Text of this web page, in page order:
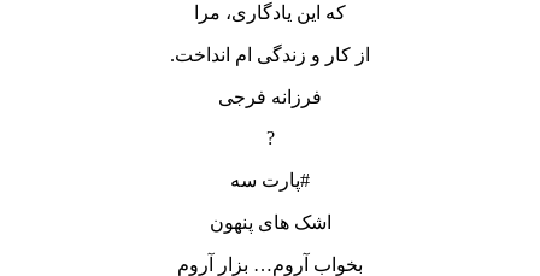
که این یادگاری، مرا
از کار و زندگی ام انداخت.
فرزانه فرجی
?
#پارت سه
اشک های پنهون
بخواب آروم… بزار آروم